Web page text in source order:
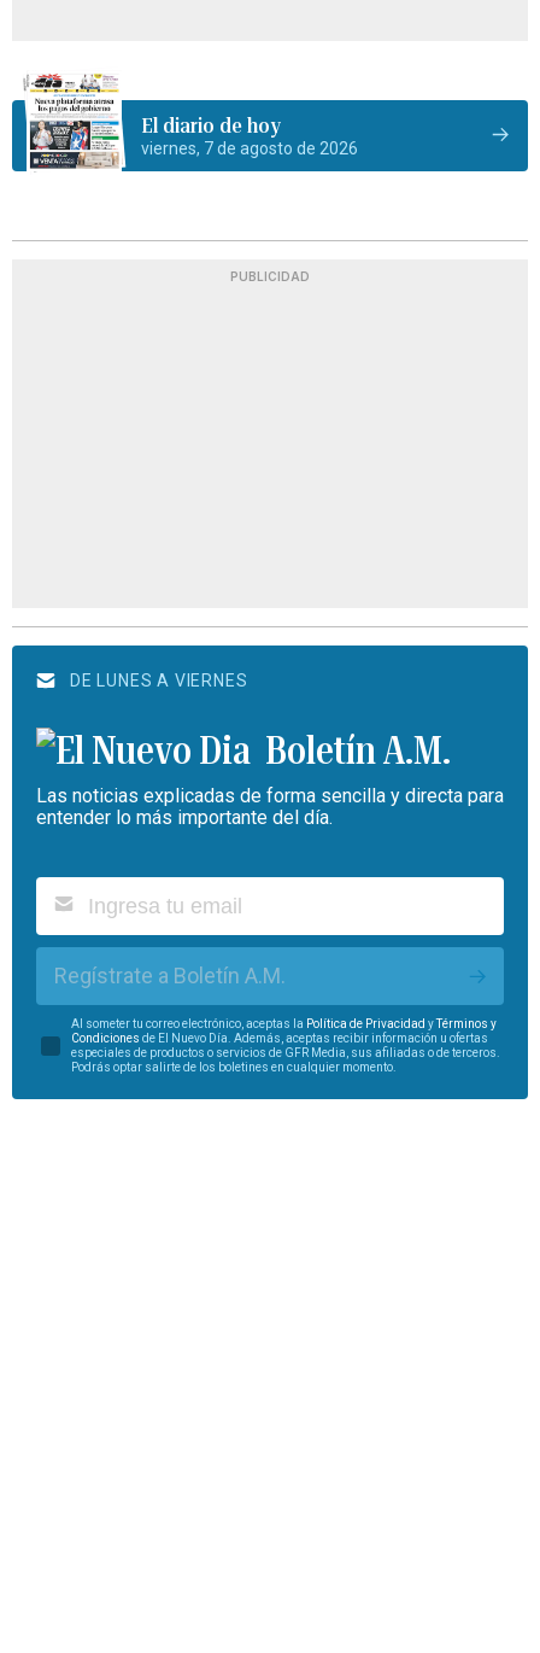
El diario de hoy
viernes, 7 de agosto de 2026
PUBLICIDAD
DE LUNES A VIERNES
Boletín A.M.
Las noticias explicadas de forma sencilla y directa para
entender lo más importante del día.
Regístrate a Boletín A.M.
Al someter tu correo electrónico, aceptas la Política de Privacidad yTérminos y
Condiciones de El Nuevo Día. Además, aceptas recibir información u ofertas
especiales de productos o servicios de GFR Media, sus afiliadas o de terceros.
Podrás optar salirte de los boletines en cualquier momento.